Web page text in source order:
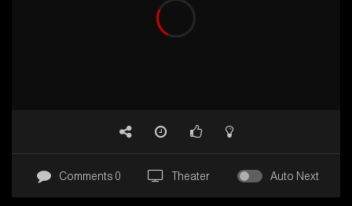
Auto Next
Theater
0 Comments